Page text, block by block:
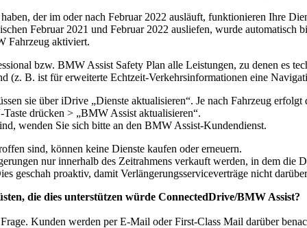
der im oder nach Februar 2022 ausläuft, funktionieren Ihre
Februar 2021 und Februar 2022 ausliefen, wurde automatisch
Fahrzeug aktiviert.
bzw. BMW Assist Safety Plan alle Leistungen, zu denen es
(z. B. ist für erweiterte Echtzeit-Verkehrsinformationen eine
sie über iDrive „Dienste aktualisieren“. Je nach Fahrzeug
drücken > „BMW Assist aktualisieren“.
wenden Sie sich bitte an den BMW Assist-Kundendienst.
sind, können keine Dienste kaufen oder erneuern.
nur innerhalb des Zeitrahmens verkauft werden, in dem die
geschah proaktiv, damit Verlängerungsserviceverträge nicht
die dies unterstützen würde ConnectedDrive/BMW Assist?
Kunden werden per E-Mail oder First-Class Mail darüber